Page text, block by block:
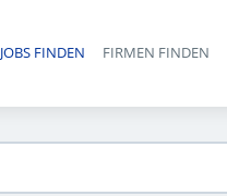
JOBS FINDEN FIRMEN FINDEN